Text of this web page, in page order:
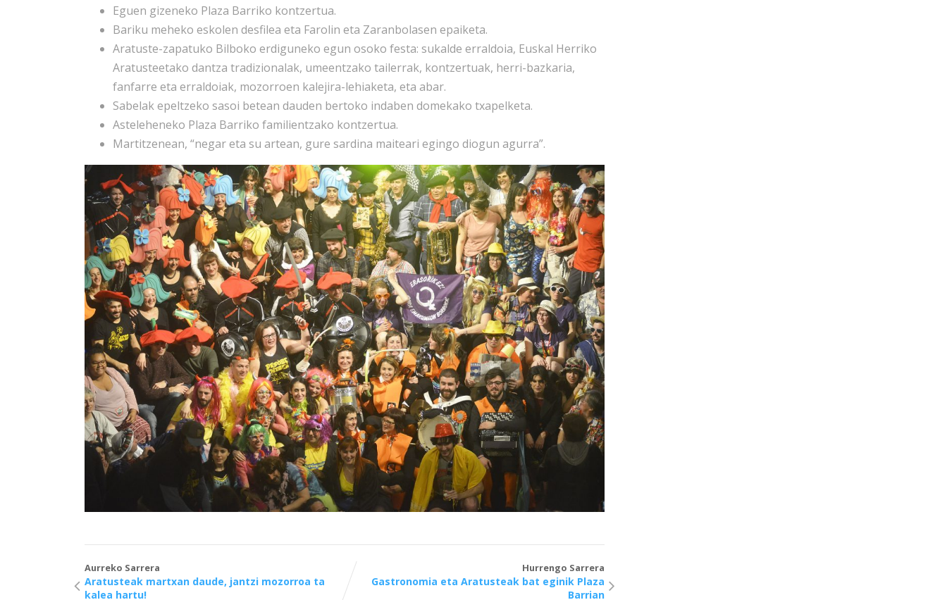
Eguen gizeneko Plaza Barriko kontzertua.
Bariku meheko eskolen desfilea eta Farolin eta Zaranbolasen epaiketa.
Aratuste-zapatuko Bilboko erdiguneko egun osoko festa: sukalde erraldoia, Euskal Herriko
Aratusteetako dantza tradizionalak, umeentzako tailerrak, kontzertuak, herri-bazkaria,
fanfarre eta erraldoiak, mozorroen kalejira-lehiaketa, eta abar.
Sabelak epeltzeko sasoi betean dauden bertoko indaben domekako txapelketa.
Asteleheneko Plaza Barriko familientzako kontzertua.
Martitzenean, “negar eta su artean, gure sardina maiteari egingo diogun agurra”.
Aurreko Sarrera
Aratusteak martxan daude, jantzi mozorroa ta
kalea hartu!
Hurrengo Sarrera
Gastronomia eta Aratusteak bat eginik Plaza
Barrian